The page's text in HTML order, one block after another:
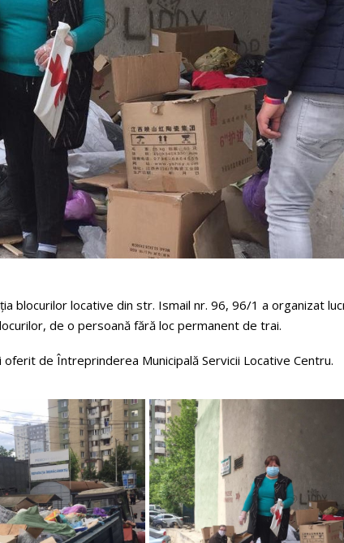
blocurilor locative din str. Ismail nr. 96, 96/1 a organizat
de o persoană fără loc permanent de trai.
de Întreprinderea Municipală Servicii Locative Centru.